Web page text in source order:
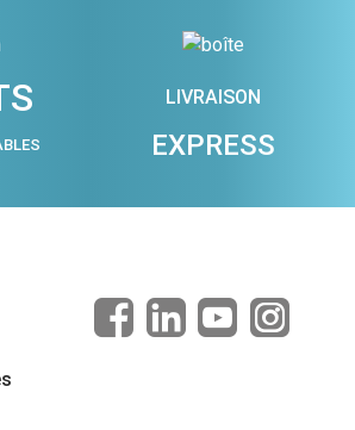
LIVRAISON
EXPRESS